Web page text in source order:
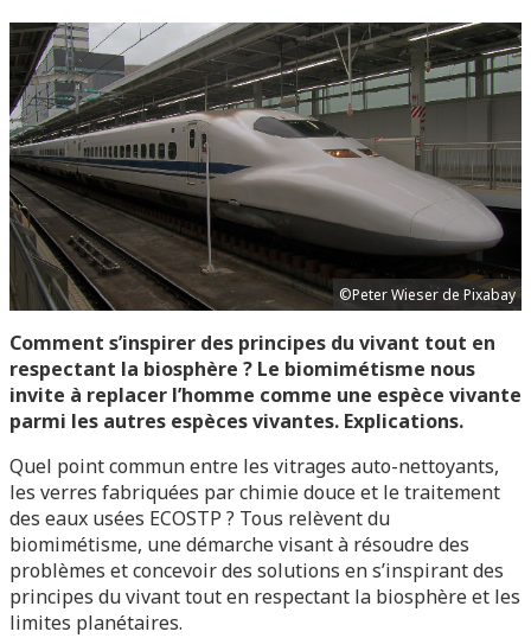
©Peter Wieser de Pixabay
Comment s’inspirer des principes du vivant tout en
respectant la biosphère ? Le biomimétisme nous
invite à replacer l’homme comme une espèce vivante
parmi les autres espèces vivantes. Explications.
Quel point commun entre les vitrages auto-nettoyants,
les verres fabriquées par chimie douce et le traitement
des eaux usées ECOSTP ? Tous relèvent du
biomimétisme, une démarche visant à résoudre des
problèmes et concevoir des solutions en s’inspirant des
principes du vivant tout en respectant la biosphère et les
limites planétaires.